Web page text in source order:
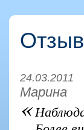
24.03.2011
Марина
«